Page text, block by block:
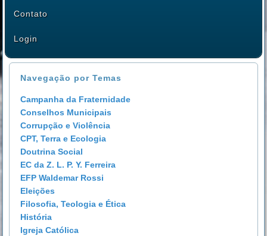
Contato
Login
Navegação por Temas
Campanha da Fraternidade
Conselhos Municipais
Corrupção e Violência
CPT, Terra e Ecologia
Doutrina Social
EC da Z. L. P. Y. Ferreira
EFP Waldemar Rossi
Eleições
Filosofia, Teologia e Ética
História
Igreja Católica